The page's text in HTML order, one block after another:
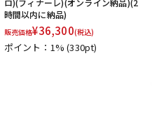
ロ)(フィナーレ)(オンライン納品)(2
時間以内に納品)
販売価格¥36,300(税込)
ポイント：1%(330pt)